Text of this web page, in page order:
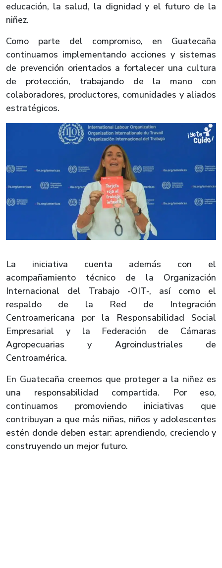
educación, la salud, la dignidad y el futuro de la
niñez.
Como parte del compromiso, en Guatecaña
continuamos implementando acciones y sistemas
de prevención orientados a fortalecer una cultura
de protección, trabajando de la mano con
colaboradores, productores, comunidades y aliados
estratégicos.
La iniciativa cuenta además con el
acompañamiento técnico de la Organización
Internacional del Trabajo -OIT-, así como el
respaldo de la Red de Integración
Centroamericana por la Responsabilidad Social
Empresarial y la Federación de Cámaras
Agropecuarias y Agroindustriales de
Centroamérica.
En Guatecaña creemos que proteger a la niñez es
una responsabilidad compartida. Por eso,
continuamos promoviendo iniciativas que
contribuyan a que más niñas, niños y adolescentes
estén donde deben estar: aprendiendo, creciendo y
construyendo un mejor futuro.